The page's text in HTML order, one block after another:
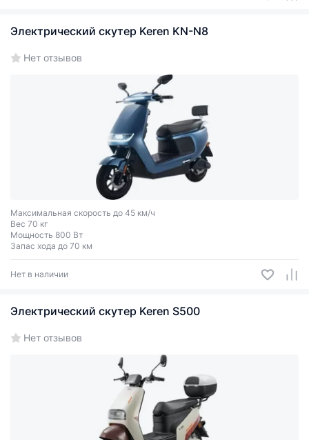
Электрический скутер Keren KN-N8
Нет отзывов
Максимальная скорость до 45 км/ч
Вес 70 кг
Мощность 800 Вт
Запас хода до 70 км
Нет в наличии
Электрический скутер Keren S500
Нет отзывов